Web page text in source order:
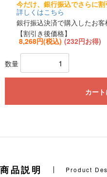
今だけ、銀行振込でさらに割
詳しくはこちら
銀行振込決済で購入したお客
【割引き後価格】
8,268円(税込) (232円お得)
数量
カー
商品説明 Product